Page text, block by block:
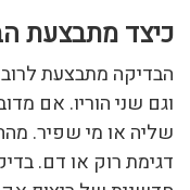
כיצד מתבצעת
הבדיקה מתבצעת
וגם שני הוריו. אם
שליה או מי שפיר.
דגימת רוק או דם.